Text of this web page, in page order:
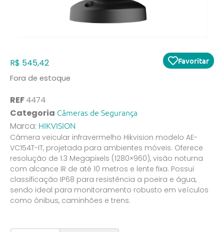
R$ 545,42 Favoritar
Câmera veicular infravermelho Hikvision modelo AE-
VC154T-IT, projetada para ambientes móveis. Oferece
resolução de 1.3 Megapixels (1280×960), visão noturna
com alcance IR de até 10 metros e lente fixa. Possui
classificação IP68 para resistência a poeira e água,
sendo ideal para monitoramento robusto em veículos
como ônibus, caminhões e trens.
Fora de estoque
REF4474
Categoria Câmeras de Segurança
Marca: HIKVISION